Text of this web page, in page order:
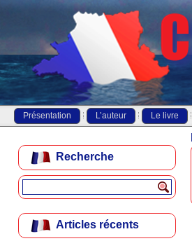
Présentation L’auteur Le livre
Recherche
Articles récents